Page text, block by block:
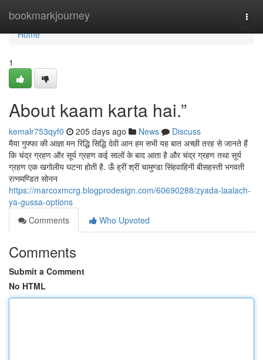
bookmarkjourney
Home
Home
1
About kaam karta hai.”
kemalr753qyf0 205 days ago News
Discuss
मैया गुफ्फा की आज्ञा मन रिद्धि सिद्धि देवी आन हम सभी यह बात अच्छी तरह से जानते हैं
कि चंद्र ग्रहण और सूर्य ग्रहण कई सालों के बाद आता है और चंद्र ग्रहण तथा सूर्य
ग्रहण एक खगोलीय घटना होती है. ऊँ ह्रीं श्रीं चामुण्डा सिंहवाहिनी बीसहस्ती भगवती
रत्नमण्डित सोनन
https://marcoxmcrg.blogprodesign.com/60690288/zyada-laalach-
ya-gussa-options
Comments
Who Upvoted
Comments
Submit a Comment
No HTML